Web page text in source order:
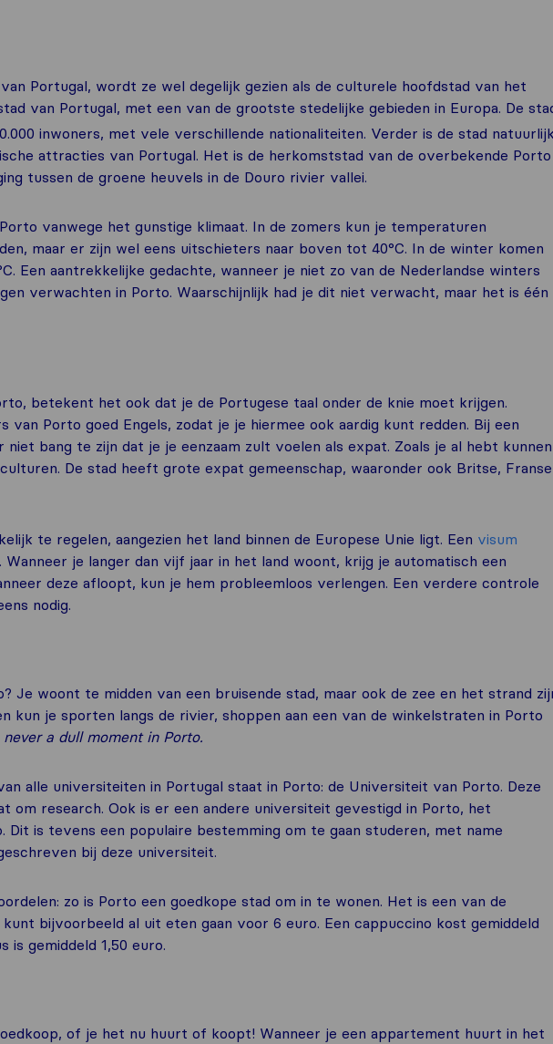
Portugal, wordt ze wel degelijk gezien als de culturele hoofdstad van het
van Portugal, met een van de grootste stedelijke gebieden in Europa. De
inwoners, met vele verschillende nationaliteiten. Verder is de stad
attracties van Portugal. Het is de herkomststad van de overbekende Porto
tussen de groene heuvels in de Douro rivier vallei.
vanwege het gunstige klimaat. In de zomers kun je temperaturen
maar er zijn wel eens uitschieters naar boven tot 40°C. In de winter komen
Een aantrekkelijke gedachte, wanneer je niet zo van de Nederlandse winters
verwachten in Porto. Waarschijnlijk had je dit niet verwacht, maar het is één
betekent het ook dat je de Portugese taal onder de knie moet krijgen.
van Porto goed Engels, zodat je je hiermee ook aardig kunt redden. Bij een
bang te zijn dat je je eenzaam zult voelen als expat. Zoals je al hebt kunnen
De stad heeft grote expat gemeenschap, waaronder ook Britse, Franse
te regelen, aangezien het land binnen de Europese Unie ligt. Een visum
Wanneer je langer dan vijf jaar in het land woont, krijg je automatisch een
deze afloopt, kun je hem probleemloos verlengen. Een verdere controle
nodig.
Je woont te midden van een bruisende stad, maar ook de zee en het strand
kun je sporten langs de rivier, shoppen aan een van de winkelstraten in Porto
never a dull moment in Porto.
alle universiteiten in Portugal staat in Porto: de Universiteit van Porto. Deze
om research. Ook is er een andere universiteit gevestigd in Porto, het
is tevens een populaire bestemming om te gaan studeren, met name
bij deze universiteit.
zo is Porto een goedkope stad om in te wonen. Het is een van de
bijvoorbeeld al uit eten gaan voor 6 euro. Een cappuccino kost gemiddeld
gemiddeld 1,50 euro.
of je het nu huurt of koopt! Wanneer je een appartement huurt in het